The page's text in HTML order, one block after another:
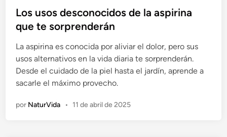
b
l
c
a
d
o
n
Los usos desconocidos de la aspirina
que te sorprenderán
La aspirina es conocida por aliviar el dolor, pero sus
usos alternativos en la vida diaria te sorprenderán.
Desde el cuidado de la piel hasta el jardín, aprende a
sacarle el máximo provecho.
por NaturVida • 11 de abril de 2025